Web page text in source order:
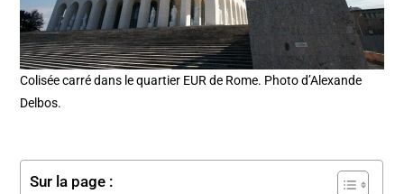
Colisée carré dans le quartier EUR de Rome. Photo d’Alexande
Delbos.
Sur la page :